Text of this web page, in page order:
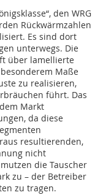
den WRG
Rückwärmzahlen
Es sind dort
unterwegs. Die
über lamellierte
Maße
zu realisieren,
führt. Das
Markt
da diese
resultierenden,
nicht
die Tauscher
zu – der Betreiber
zu tragen.